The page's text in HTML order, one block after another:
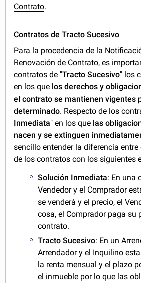
Contrato.
Contratos de Tracto Sucesivo
Para la procedencia de la
Renovación de Contrato, es
contratos de "Tracto Sucesivo" los
en los que los derechos y
el contrato se mantienen vigentes
determinado. Respecto de los
Inmediata" en los que las
nacen y se extinguen
sencillo entender la diferencia
de los contratos con los siguientes
Solución Inmediata: En una
Vendedor y el Comprador
se venderá y el precio, el
cosa, el Comprador paga su
contrato.
Tracto Sucesivo: En un
Arrendador y el Inquilino
la renta mensual y el plazo
el inmueble por lo que las